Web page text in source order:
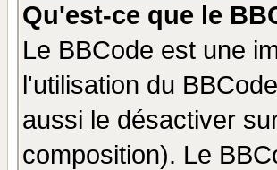
Qu'est-ce que le
Le BBCode est une
l'utilisation du
aussi le désactiver
composition). Le